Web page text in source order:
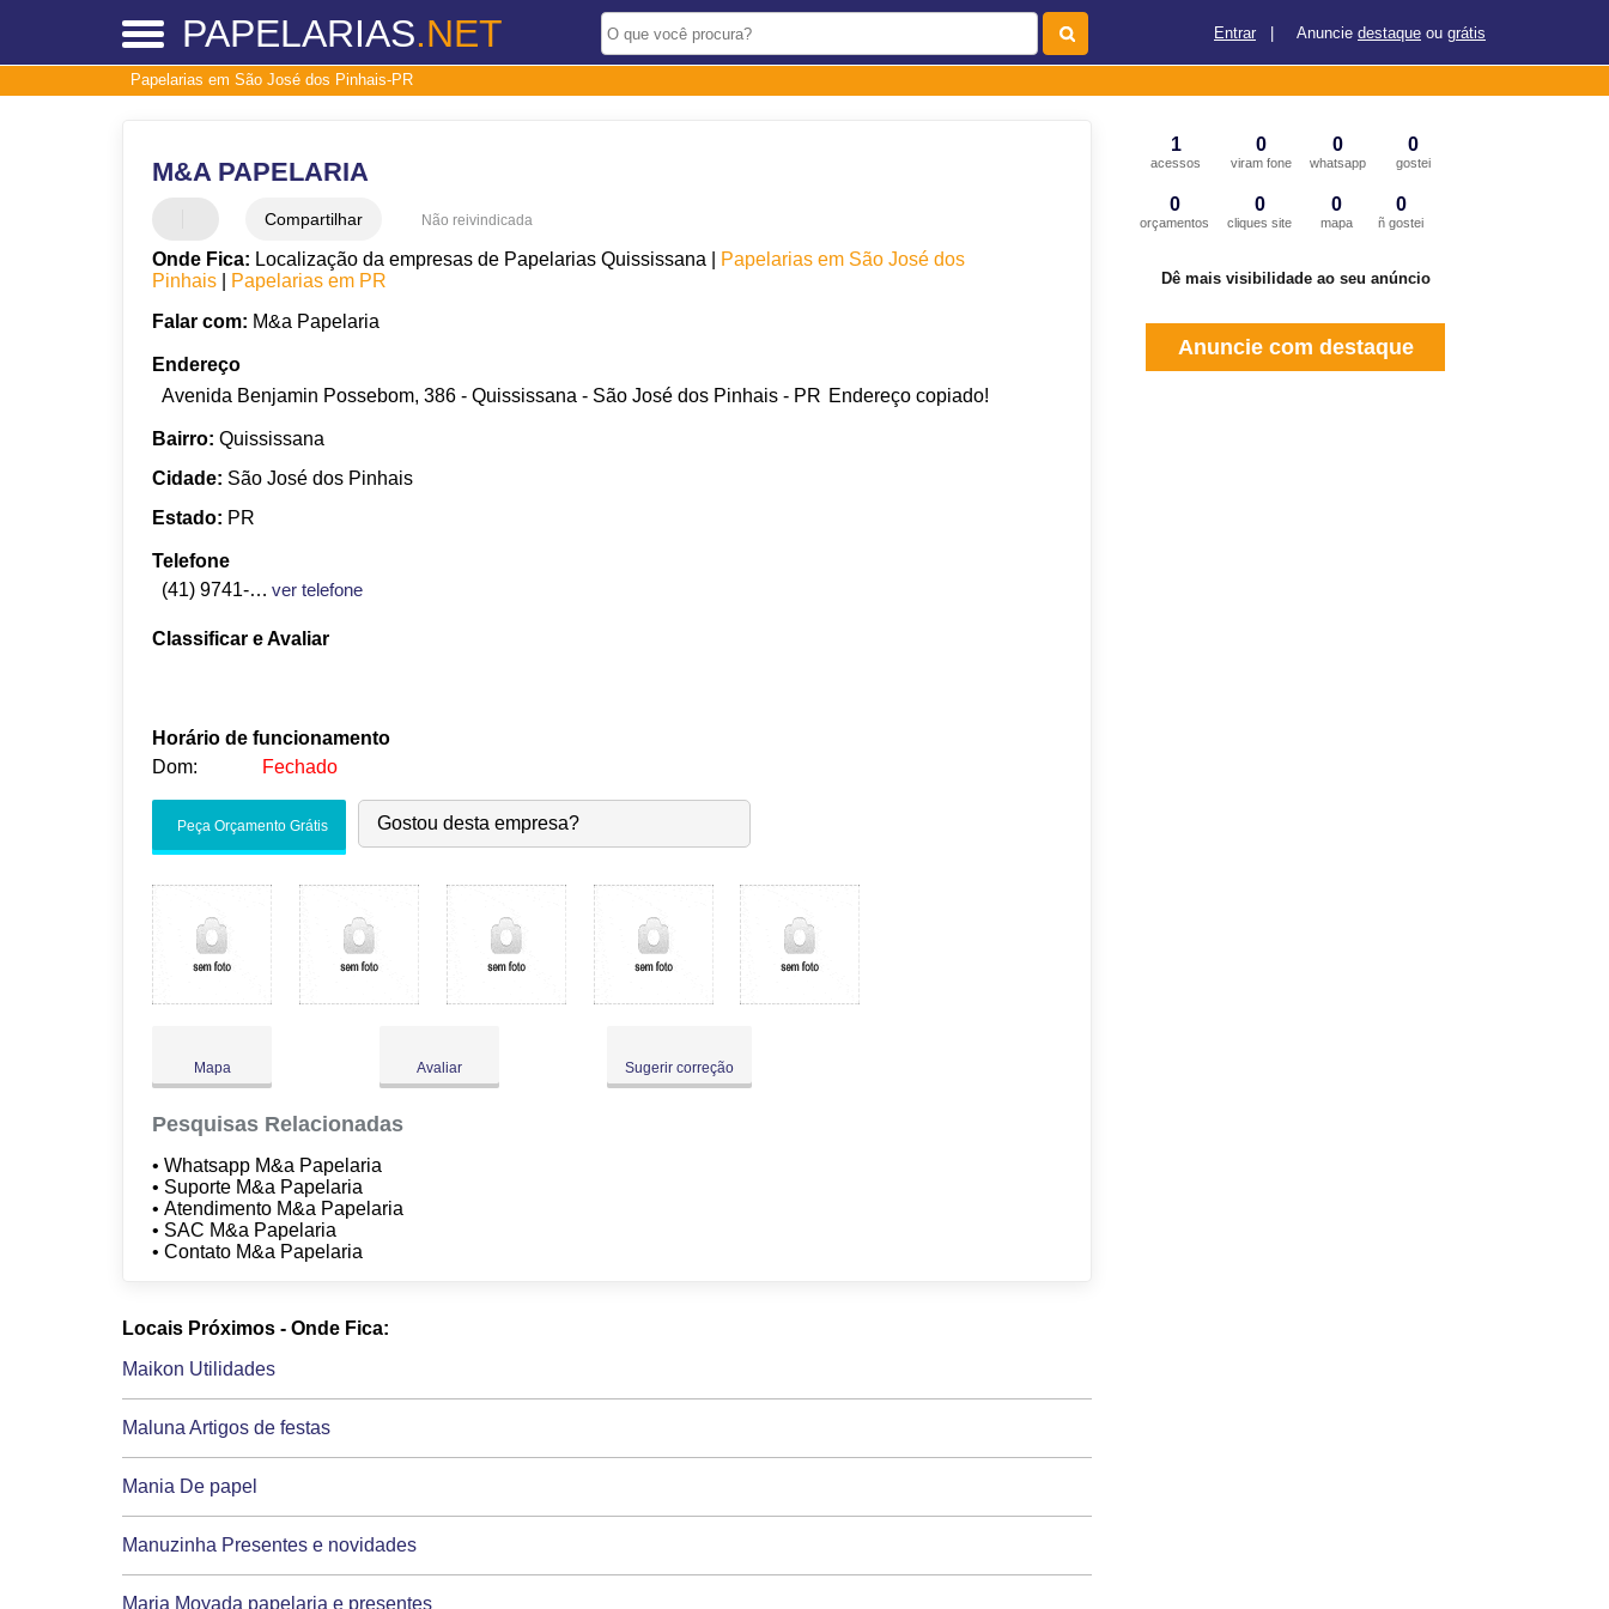
PAPELARIAS.NET Entrar Anuncie destaque ou grátis
Papelarias em São José dos Pinhais-PR
M&A PAPELARIA
Compartilhar Não reivindicada
Onde Fica: Localização da empresas de Papelarias Quississana |
Papelarias em São José dos
Pinhais
Papelarias em PR
Falar com: M&a Papelaria
Endereço
Avenida Benjamin Possebom, 386 - Quississana - São José dos Pinhais - PR Endereço copiado!
Bairro: Quississana
Cidade: São José dos Pinhais
Estado: PR
Telefone
(41) 9741-2555
ver telefone
Classificar e Avaliar
Horário de funcionamento
Dom:
Fechado
09:00 -
Abre às 09:00
Sex:
- 18:00
Sáb:
Fechado
Fechado
Peça Orçamento Grátis Gostou desta empresa?
Mapa Avaliar Sugerir correção
Pesquisas Relacionadas
• Whatsapp M&a Papelaria
• Suporte M&a Papelaria
• Atendimento M&a Papelaria
• SAC M&a Papelaria
• Contato M&a Papelaria
Locais Próximos - Onde Fica:
Maikon Utilidades
Maluna Artigos de festas
Mania De papel
Manuzinha Presentes e novidades
Maria Moyada papelaria e presentes
1
acessos
0
viram fone
0
whatsapp
0
gostei
0
orçamentos
0
cliques site
0
mapa
0
ñ gostei
Dê mais visibilidade ao seu anúncio
Anuncie com destaque